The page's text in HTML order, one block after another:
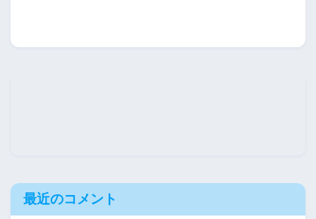
最近のコメント